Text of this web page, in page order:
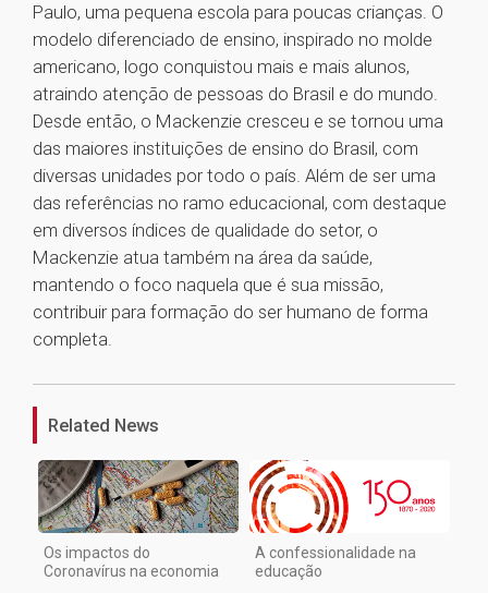
Paulo, uma pequena escola para poucas crianças. O
modelo diferenciado de ensino, inspirado no molde
americano, logo conquistou mais e mais alunos,
atraindo atenção de pessoas do Brasil e do mundo.
Desde então, o Mackenzie cresceu e se tornou uma
das maiores instituições de ensino do Brasil, com
diversas unidades por todo o país. Além de ser uma
das referências no ramo educacional, com destaque
em diversos índices de qualidade do setor, o
Mackenzie atua também na área da saúde,
mantendo o foco naquela que é sua missão,
contribuir para formação do ser humano de forma
completa.
Related News
Os impactos do
Coronavírus na economia
A confessionalidade na
educação